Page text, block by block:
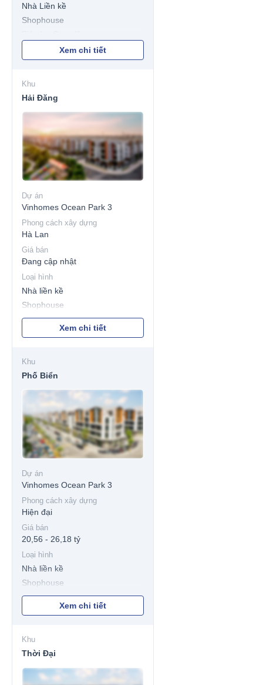
Nhà Liền kề
Shophouse
Biệt thự Đơn lậpXem chi tiết
Khu
Hải Đăng
Dự án
Vinhomes Ocean Park 3
Phong cách xây dựng
Hà Lan
Giá bán
Đang cập nhật
Loại hình
Nhà liền kề
Shophouse
Xem chi tiết
Khu
Phố Biển
Dự án
Vinhomes Ocean Park 3
Phong cách xây dựng
Hiện đại
Giá bán
20,56 - 26,18 tỷ
Loại hình
Nhà liền kề
Shophouse
Xem chi tiết
Khu
Thời Đại